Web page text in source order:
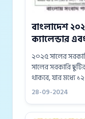
বাংলাদেশ
ক্যালেন্ডার
২০২৫ সালের
সালের সরকারি
থাকবে, যার মধ্যে ১২
আদেশে ছুটি ঘোষণা
28-09-2024